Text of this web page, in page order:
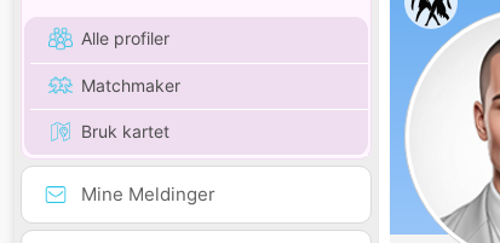
Alle profiler
Matchmaker
Bruk kartet
Mine Meldinger